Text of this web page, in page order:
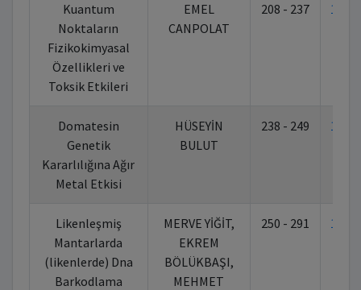
Kuantum
Noktaların
Fizikokimyasal
Özellikleri ve
Toksik Etkileri
EMEL
CANPOLAT
208 - 237
Domatesin
Genetik
Kararlılığına Ağır
Metal Etkisi
HÜSEYİN
BULUT
238 - 249
Likenleşmiş
Mantarlarda
(likenlerde) Dna
Barkodlama
MERVE YİĞİT,
EKREM
BÖLÜKBAŞI,
MEHMET
250 - 291